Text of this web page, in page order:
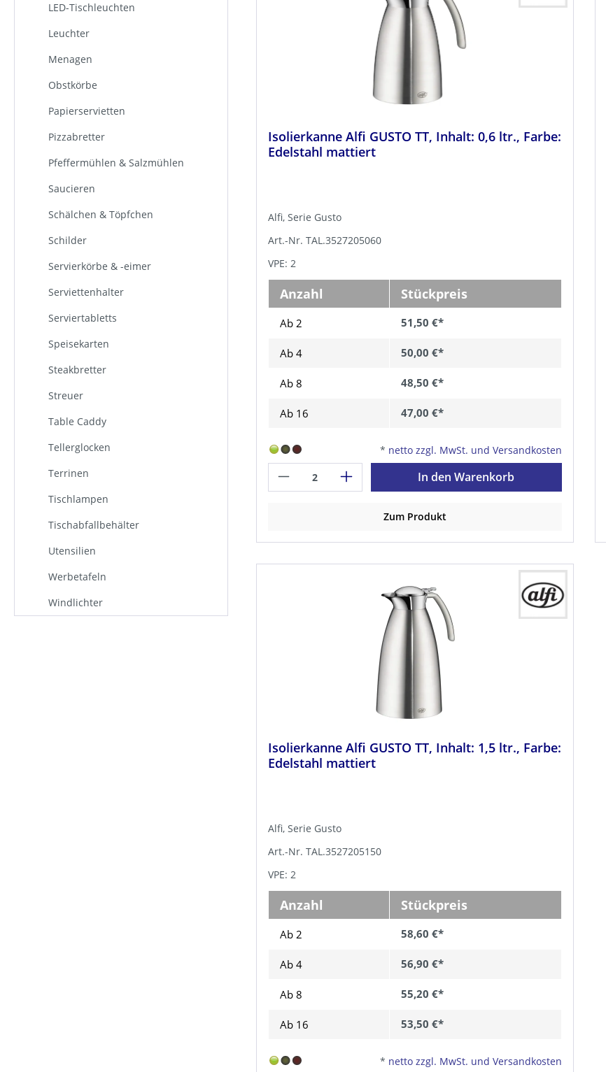
LED-Tischleuchten
Leuchter
Menagen
Obstkörbe
Papierservietten
Pizzabretter
Pfeffermühlen & Salzmühlen
Saucieren
Schälchen & Töpfchen
Schilder
Servierkörbe & -eimer
Serviettenhalter
Serviertabletts
Speisekarten
Steakbretter
Streuer
Table Caddy
Tellerglocken
Terrinen
Tischlampen
Tischabfallbehälter
Utensilien
Werbetafeln
Windlichter
Isolierkanne Alfi GUSTO TT, Inhalt: 0,6 ltr., Farbe:
Edelstahl mattiert
Alfi, Serie Gusto
Art.-Nr. TAL.3527205060
VPE: 2
Anzahl Stückpreis
Ab 2 51,50 €*
Ab 4 50,00 €*
Ab 8 48,50 €*
Ab 16 47,00 €*
* netto zzgl. MwSt. und Versandkosten
In den Warenkorb
Zum Produkt
Isolierkanne Alfi GUSTO TT, Inhalt: 1,5 ltr., Farbe:
Edelstahl mattiert
Alfi, Serie Gusto
Art.-Nr. TAL.3527205150
VPE: 2
Anzahl Stückpreis
Ab 2 58,60 €*
Ab 4 56,90 €*
Ab 8 55,20 €*
Ab 16 53,50 €*
* netto zzgl. MwSt. und Versandkosten